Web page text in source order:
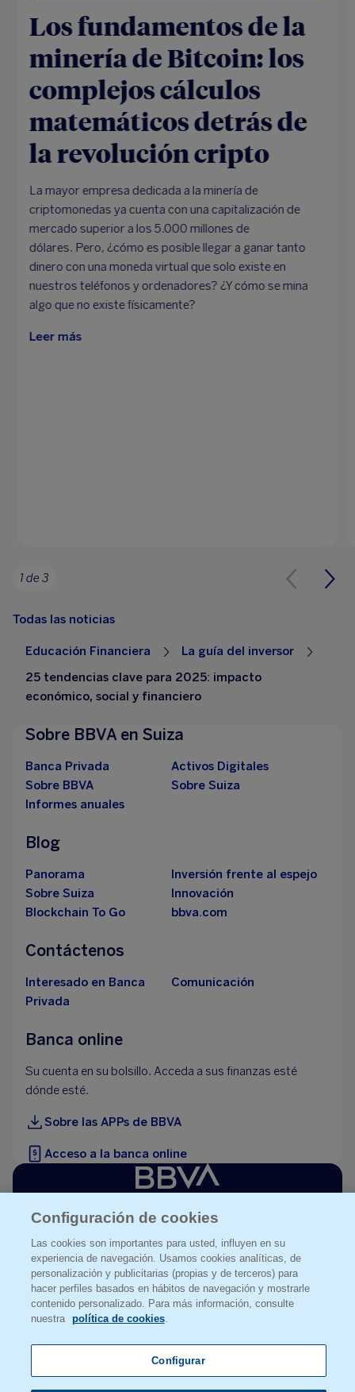
Los fundamentos de la
minería de Bitcoin: los
complejos cálculos
matemáticos detrás de
la revolución cripto
La mayor empresa dedicada a la minería de
criptomonedas ya cuenta con una capitalización de
mercado superior a los 5.000 millones de
dólares. Pero, ¿cómo es posible llegar a ganar tanto
dinero con una moneda virtual que solo existe en
nuestros teléfonos y ordenadores? ¿Y cómo se mina
algo que no existe físicamente?
Leer más
1 de 3
Todas las noticias
Educación Financiera
La guía del inversor
25 tendencias clave para 2025: impacto
económico, social y financiero
Sobre BBVA en Suiza
Banca Privada
Activos Digitales
Sobre BBVA
Sobre Suiza
Informes anuales
Blog
Panorama
Inversión frente al espejo
Sobre Suiza
Innovación
Blockchain To Go
bbva.com
Contáctenos
Interesado en Banca
Privada
Comunicación
Banca online
Su cuenta en su bolsillo. Acceda a sus finanzas esté
dónde esté.
Sobre las APPs de BBVA
Acceso a la banca online
Datos personales
Política de cookies
Seguridad bbva.ch
Código de conducta
Grupo BBVA
EspañolEnglish
Configuración de cookies
Las cookies son importantes para usted, influyen en su
experiencia de navegación. Usamos cookies analíticas, de
personalización y publicitarias (propias y de terceros) para
hacer perfiles basados en hábitos de navegación y mostrarle
contenido personalizado. Para más información, consulte
nuestra política de cookies.
Configurar